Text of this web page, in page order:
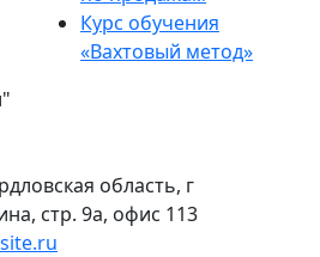
Курс обучения
«Вахтовый метод»
область, г
стр. 9а, офис 113